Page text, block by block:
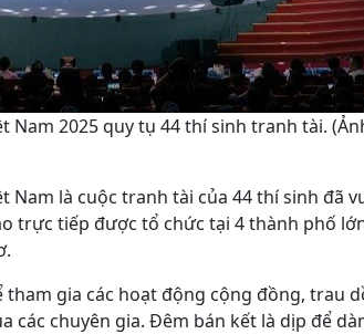
2025 quy tụ 44 thí sinh tranh tài.
Nam là cuộc tranh tài của 44 thí sinh đã
trực tiếp được tổ chức tại 4 thành phố
gia các hoạt động cộng đồng, trau
chuyên gia. Đêm bán kết là dịp để